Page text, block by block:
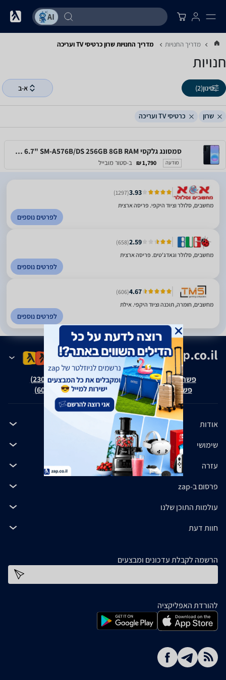
מדריך החנויות מדריך החנויות ‏שרון ‏כרטיסי TV ועריכה
חנויות
סינון(2) א-ב
שרון כרטיסי TV ועריכה
סמסונג גלקסי Samsung Galaxy A57 5G 6.7" SM-A576B/DS 256GB 8GB RAM
מודעה 1,790 ₪ ב-סטור מובייל
3.93
(1297)
מחשבים, סלולר וציוד היקפי. פריסה ארצית
לפרטים נוספים
2.59
(658)
מחשבים, סלולר וגאדג'טים. פריסה ארצית
לפרטים נוספים
4.67
(606)
מחשבים, חומרה, תוכנה וציוד היקפי. אילת
לפרטים נוספים
פשרה בת"צ אבנצ'יק נ' זאפ גרופ (ת"צ 23008-08-20)
פשרה בת"צ כהנים נ' זאפ גרופ (ת"צ 60371-12-19)
אודות
שימושי
עזרה
פרסום ב-zap
עולמות התוכן שלנו
חוות דעת
הרשמה לקבלת עדכונים ומבצעים
להורדת האפליקציה